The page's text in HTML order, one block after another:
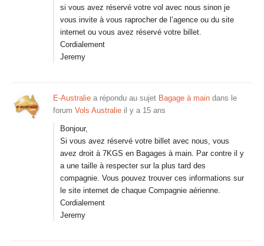
si vous avez réservé votre vol avec nous sinon je
vous invite à vous raprocher de l’agence ou du site
internet ou vous avez réservé votre billet.
Cordialement
Jeremy
E-Australie a répondu au sujet Bagage à main dans le
forum Vols Australie il y a 15 ans
Bonjour,
Si vous avez réservé votre billet avec nous, vous
avez droit à 7KGS en Bagages à main. Par contre il y
a une taille à respecter sur la plus tard des
compagnie. Vous pouvez trouver ces informations sur
le site internet de chaque Compagnie aérienne.
Cordialement
Jeremy